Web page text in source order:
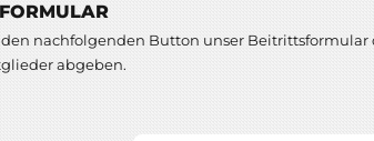
nachfolgenden Button unser
abgeben.